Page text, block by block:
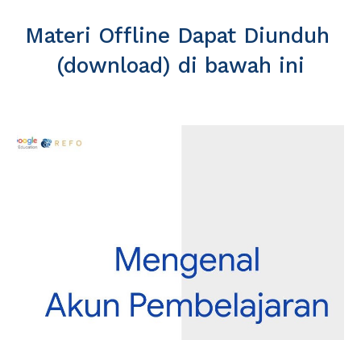
Materi Offline Dapat Diunduh
(download) di bawah ini